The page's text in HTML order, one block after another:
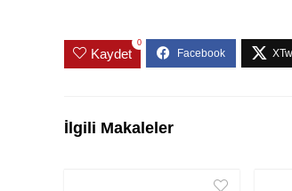
Kaydet
0
İlgili Makaleler